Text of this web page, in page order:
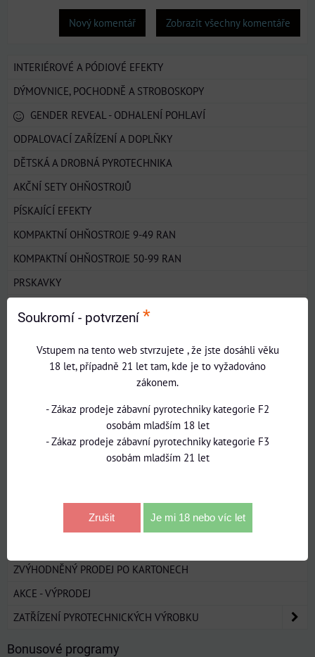
Zobrazit všechny komentáře
Nový komentář
INTERIÉROVÉ A PÓDIOVÉ EFEKTY
DÝMOVNICE, POCHODNĚ A STROBOSKOPY
GENDER REVEAL - ODHALENÍ POHLAVÍ
ODPALOVACÍ ZAŘÍZENÍ A DOPLŇKY
DĚTSKÁ A DROBNÁ PYROTECHNIKA
AKČNÍ SETY OHŇOSTROJŮ
PÍSKAJÍCÍ EFEKTY
KOMPAKTNÍ OHŇOSTROJE 9-49 RAN
KOMPAKTNÍ OHŇOSTROJE 50-99 RAN
PRSKAVKY
ŘÍMSKÉ SVÍCE
NOVINKY 2024-2025
SLOŽENÉ OHŇOSTROJE/ ZAHRADNÍ OHŇOSTROJE
ZVÝHODNĚNÝ PRODEJ PO KARTONECH
AKCE - VÝPRODEJ
ZATŘÍZENÍ PYROTECHNICKÝCH VÝROBKU
Bonusové programy
Soukromí - potvrzení *
Vstupem na tento web stvrzujete , že jste dosáhli věku
18 let, případně 21 let tam, kde je to vyžadováno
zákonem.
- Zákaz prodeje zábavní pyrotechniky kategorie F2
osobám mladším 18 let
- Zákaz prodeje zábavní pyrotechniky kategorie F3
osobám mladším 21 let
Zrušit Je mi 18 nebo víc let